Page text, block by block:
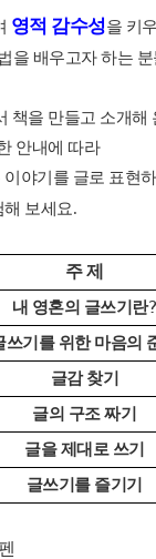
영적 감수성을 키
을 배우고자 하는
책을 만들고 소개해
안내에 따라
이야기를 글로 표현
보세요.
주 제
내 영혼의 글쓰기란?
쓰기를 위한 마음의
글감 찾기
글의 구조 짜기
글을 제대로 쓰기
글쓰기를 즐기기
펜